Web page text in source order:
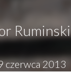
Ruminski
czerwca 2013